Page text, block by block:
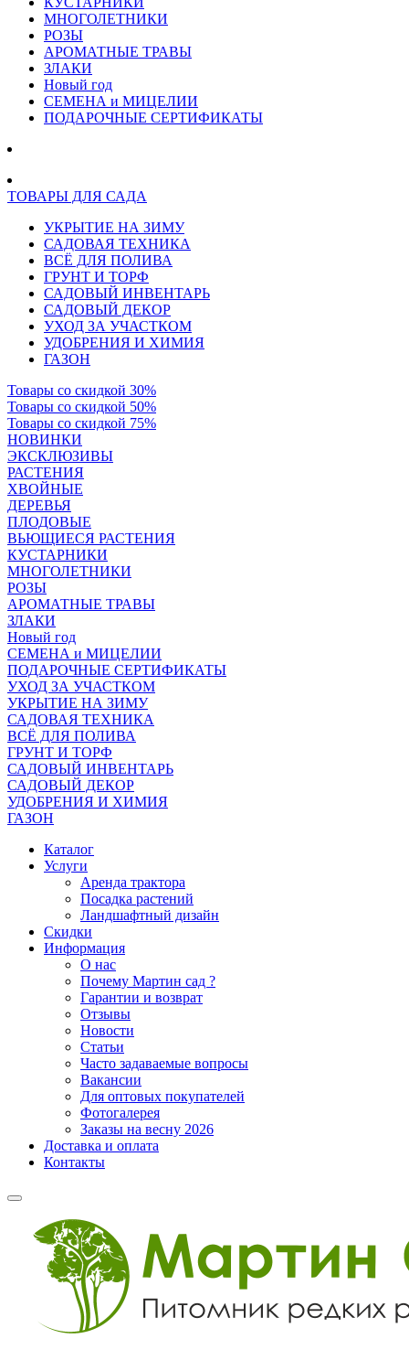
МНОГОЛЕТНИКИ
РОЗЫ
АРОМАТНЫЕ ТРАВЫ
ЗЛАКИ
Новый год
СЕМЕНА и МИЦЕЛИИ
ПОДАРОЧНЫЕ СЕРТИФИКАТЫ
ТОВАРЫ ДЛЯ САДА
УКРЫТИЕ НА ЗИМУ
САДОВАЯ ТЕХНИКА
ВСЁ ДЛЯ ПОЛИВА
ГРУНТ И ТОРФ
САДОВЫЙ ИНВЕНТАРЬ
САДОВЫЙ ДЕКОР
УХОД ЗА УЧАСТКОМ
УДОБРЕНИЯ И ХИМИЯ
ГАЗОН
Товары со скидкой 30%
Товары со скидкой 50%
Товары со скидкой 75%
НОВИНКИ
ЭКСКЛЮЗИВЫ
РАСТЕНИЯ
ХВОЙНЫЕ
ДЕРЕВЬЯ
ПЛОДОВЫЕ
ВЬЮЩИЕСЯ РАСТЕНИЯ
КУСТАРНИКИ
МНОГОЛЕТНИКИ
РОЗЫ
АРОМАТНЫЕ ТРАВЫ
ЗЛАКИ
Новый год
СЕМЕНА и МИЦЕЛИИ
ПОДАРОЧНЫЕ СЕРТИФИКАТЫ
УХОД ЗА УЧАСТКОМ
УКРЫТИЕ НА ЗИМУ
САДОВАЯ ТЕХНИКА
ВСЁ ДЛЯ ПОЛИВА
ГРУНТ И ТОРФ
САДОВЫЙ ИНВЕНТАРЬ
САДОВЫЙ ДЕКОР
УДОБРЕНИЯ И ХИМИЯ
ГАЗОН
Каталог
Услуги
Аренда трактора
Посадка растений
Ландшафтный дизайн
Скидки
Информация
О нас
Почему Мартин сад ?
Гарантии и возврат
Отзывы
Новости
Статьи
Часто задаваемые вопросы
Вакансии
Для оптовых покупателей
Фотогалерея
Заказы на весну 2026
Доставка и оплата
Контакты